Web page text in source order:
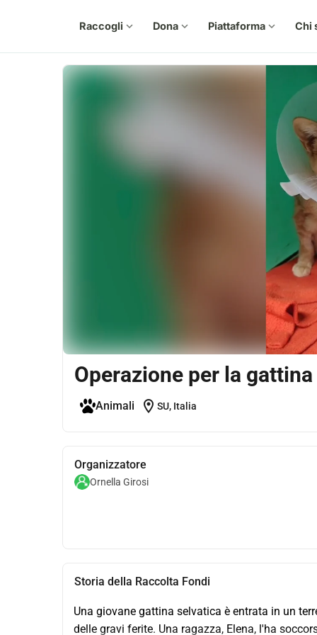
Raccogli expand_more Dona expand_more Piattaforma expand_more Chi
Operazione per la gattina
Animali location_on SU, Italia
Organizzatore
Ornella Girosi
Storia della Raccolta Fondi
Una giovane gattina selvatica è entrata in un
delle gravi ferite. Una ragazza, Elena, l'ha